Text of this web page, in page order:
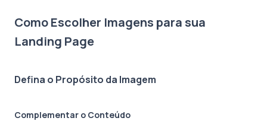
Como Escolher Imagens para sua
Landing Page
Defina o Propósito da Imagem
Complementar o Conteúdo